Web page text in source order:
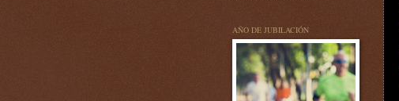
AÑO DE JUBILACIÓN